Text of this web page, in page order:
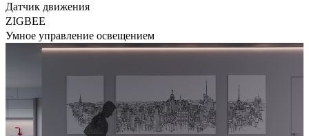
Датчик движения
ZIGBEE
Умное управление освещением